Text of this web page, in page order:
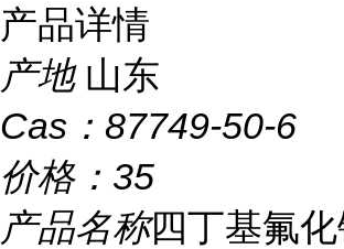
产品详情
产地 山东
Cas： 87749-50-6
价格： 35
产品名称四丁基氟